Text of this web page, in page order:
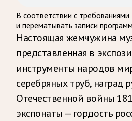
В соответствии с требованиями
и перематывать записи
Настоящая жемчужина
представленная в
инструменты народов
серебряных труб, наград
Отечественной войны
экспонаты — гордость